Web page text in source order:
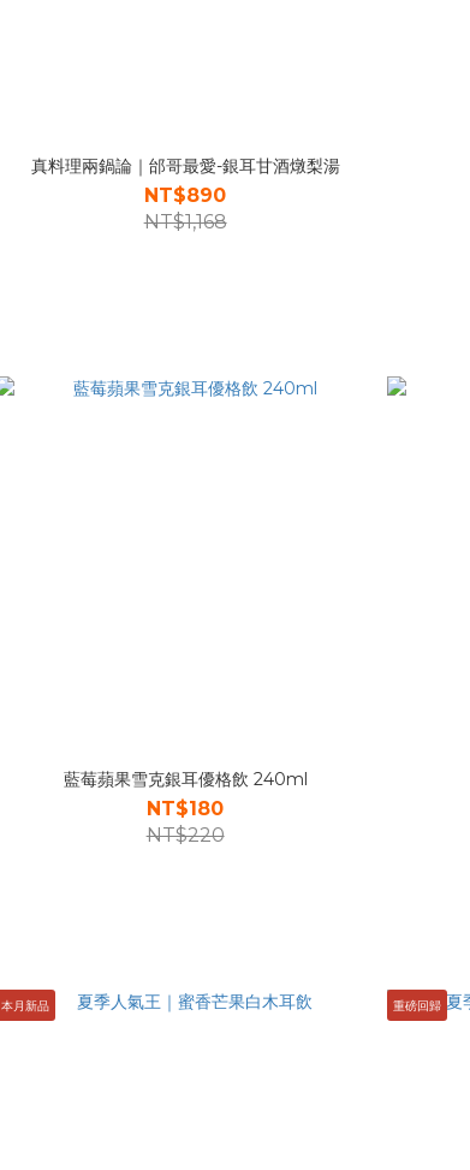
真料理兩鍋論｜邰哥最愛-銀耳甘酒燉梨湯
NT$890
NT$1,168
藍莓蘋果雪克銀耳優格飲 240ml
NT$180
NT$220
本月新品 重磅回歸